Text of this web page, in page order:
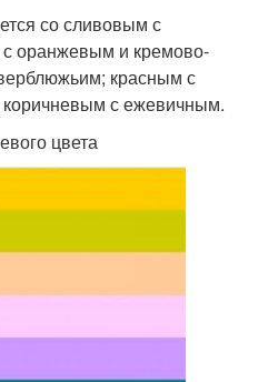
со сливовым с
оранжевым и кремово-
красным с
с ежевичным.
цвета